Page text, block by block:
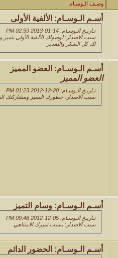
وصـف الـوسـام
أسـم الـوسـام: الألفية الأولى
تـاريـخ الـوسـام: 14-01-2013 02:59 PM
سبب الاصدار: لوصولك الألفية الأولى بتميز
لك كل الشكر والتقدير
أسـم الـوسـام: العضو المميز
العضو المميز
تـاريـخ الـوسـام: 20-12-2012 01:23 PM
سبب الاصدار: حظورك المميز ومشاركتك
أسـم الـوسـام: وسام التميز
تـاريـخ الـوسـام: 05-12-2012 09:48 PM
سبب الاصدار: بسبب تميزك الامتناهي
أسـم الـوسـام: الحضور الدائم